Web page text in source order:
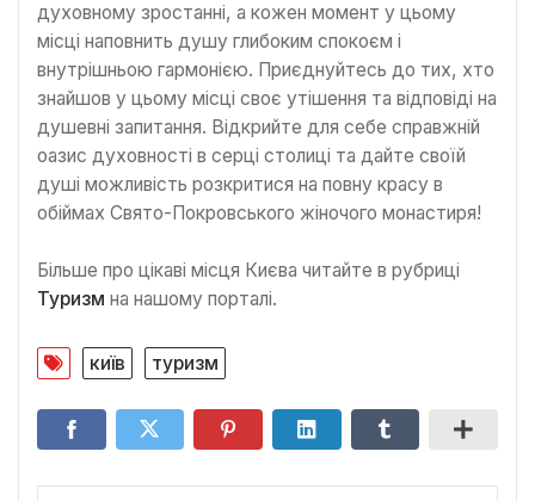
духовному зростанні, а кожен момент у цьому
місці наповнить душу глибоким спокоєм і
внутрішньою гармонією. Приєднуйтесь до тих, хто
знайшов у цьому місці своє утішення та відповіді на
душевні запитання. Відкрийте для себе справжній
оазис духовності в серці столиці та дайте своїй
душі можливість розкритися на повну красу в
обіймах Свято-Покровського жіночого монастиря!
Більше про цікаві місця Києва читайте в рубриці
Туризм на нашому порталі.
київ туризм